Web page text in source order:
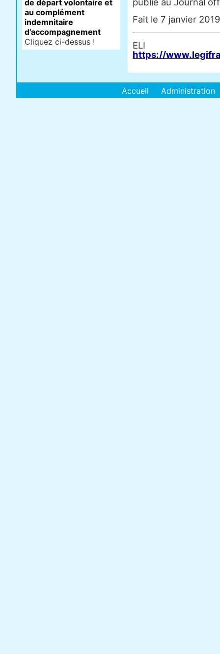
Fait le 7 janvier
https://
de départ volontaire et
au complément
indemnitaire
d’accompagnement
Cliquez ci-dessus !
Accueil Administration